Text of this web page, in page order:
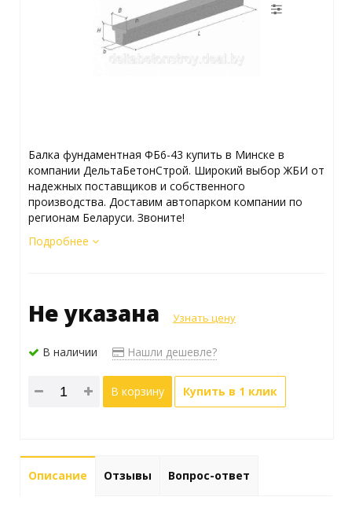
Балка фундаментная ФБ6-43 купить в Минске в
компании ДельтаБетонСтрой. Широкий выбор ЖБИ от
надежных поставщиков и собственного
производства. Доставим автопарком компании по
регионам Беларуси. Звоните!
Подробнее
Не указана Узнать цену
В наличии Нашли дешевле?
В корзину Купить в 1 клик
Описание Отзывы Вопрос-ответ